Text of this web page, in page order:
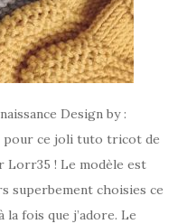
Design by :
pour ce joli tuto tricot de
Lorr35 ! Le modèle est
superbement choisies ce
fois que j’adore. Le